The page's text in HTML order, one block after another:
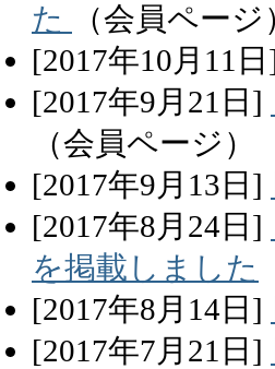
た
（会員ページ
[2017年10月 11
[2017年9月 21 日]
（会員ページ）
[2017年9月 13 日]
[2017年8月 24 日]
を掲載しました
[2017年8月 14 日]
[2017年7月 21 日]